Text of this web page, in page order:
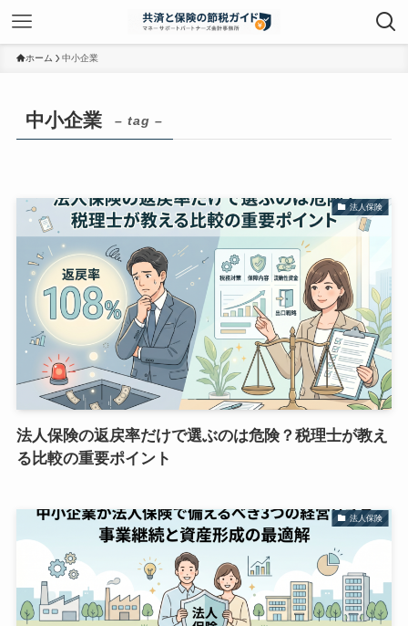
ホーム 中小企業
中小企業 – tag –
法人保険
法人保険の返戻率だけで選ぶのは危険？税理士が教え
る比較の重要ポイント
法人保険